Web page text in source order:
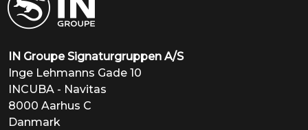
IN Groupe Signaturgruppen A/S
Inge Lehmanns Gade 10
INCUBA - Navitas
8000 Aarhus C
Danmark